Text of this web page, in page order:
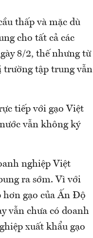
thấp và mặc dù
cho tất cả các
8/2, thế nhưng từ
trường tập trung vẫn
tiếp với gạo Việt
vẫn không ký
nghiệp Việt
ra sớm. Vì với
hơn gạo của Ấn Độ
vẫn chưa có doanh
xuất khẩu gạo